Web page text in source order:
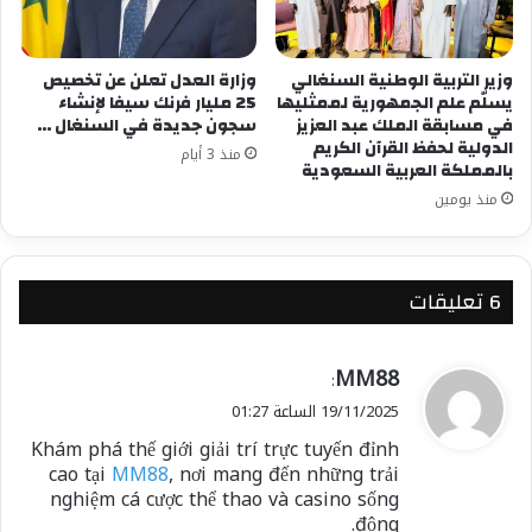
سيدعم معنوياتهم عندما يخوضون في الانتخابات
الرئاسية، وإذا خسروا سيصبحون مثل جنود سقطوا
تحت الأنقاض، يعني يتطلبّ الكثير من الوقت، للخروج
من تحت الأنفاق ..وهذا ليس لصالح مستقبل ومشروع
تحالفهم
كاتب ومحلل سياسي سنغالي
شارك هذا الموضوع:
فيس بوك
معجب بهذه:
وزير التربية الوطنية السنغالي
يسلّم علم الجمهورية لممثليها
في مسابقة الملك عبد العزيز
الدولية لحفظ القرآن الكريم
بالمملكة العربية السعودية
منذ يومين
وزارة العدل تعلن عن تخصيص
25 مليار فرنك سيفا لإنشاء
سجون جديدة في السنغال …
منذ 3 أيام
‫6 تعليقات
ي
ق
ل
MM88
:
19/11/2025 الساعة 01:27
Khám phá thế giới giải trí trực tuyến đỉnh
cao tại MM88, nơi mang đến những trải
nghiệm cá cược thể thao và casino sống